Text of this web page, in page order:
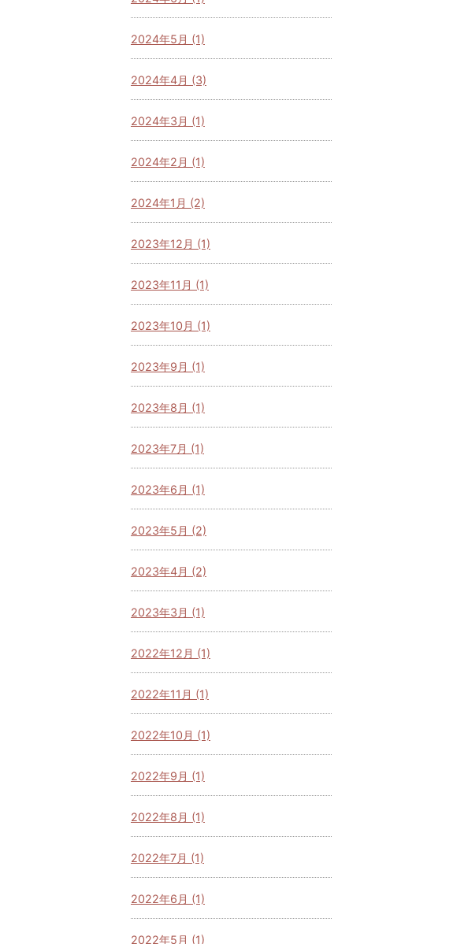
2024年5月 (1)
2024年4月 (3)
2024年3月 (1)
2024年2月 (1)
2024年1月 (2)
2023年12月 (1)
2023年11月 (1)
2023年10月 (1)
2023年9月 (1)
2023年8月 (1)
2023年7月 (1)
2023年6月 (1)
2023年5月 (2)
2023年4月 (2)
2023年3月 (1)
2022年12月 (1)
2022年11月 (1)
2022年10月 (1)
2022年9月 (1)
2022年8月 (1)
2022年7月 (1)
2022年6月 (1)
2022年5月 (1)